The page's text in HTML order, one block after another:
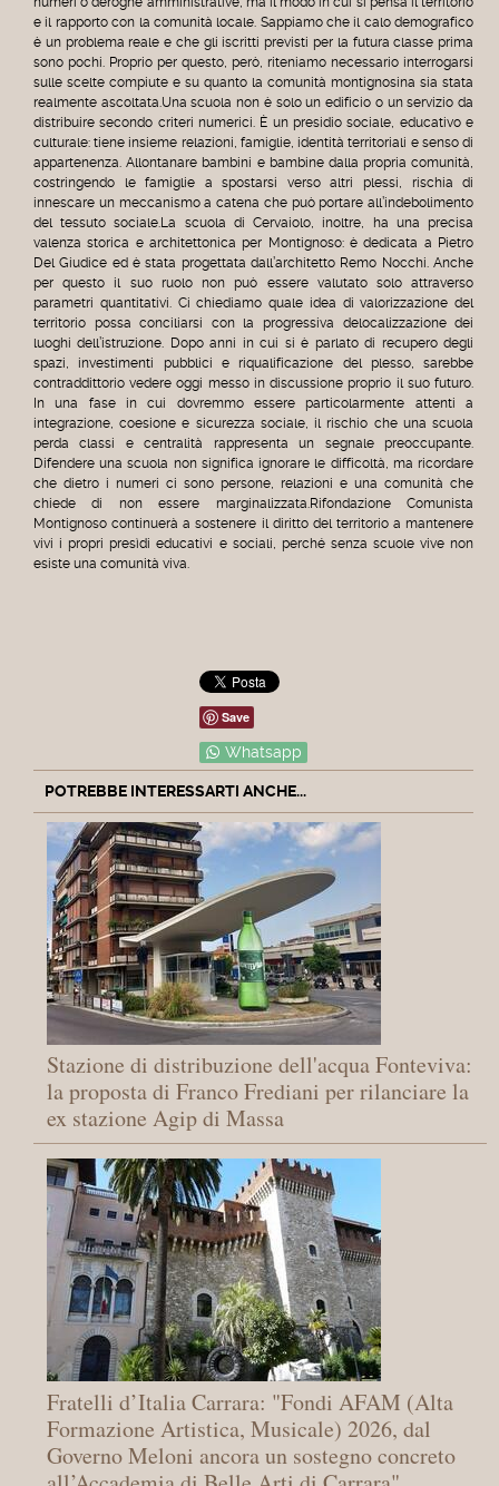
e il rapporto con la comunità locale. Sappiamo che il calo demografico
è un problema reale e che gli iscritti previsti per la futura classe prima
sono pochi. Proprio per questo, però, riteniamo necessario interrogarsi
sulle scelte compiute e su quanto la comunità montignosina sia stata
realmente ascoltata.Una scuola non è solo un edificio o un servizio da
distribuire secondo criteri numerici. È un presidio sociale, educativo e
culturale: tiene insieme relazioni, famiglie, identità territoriali e senso di
appartenenza. Allontanare bambini e bambine dalla propria comunità,
costringendo le famiglie a spostarsi verso altri plessi, rischia di
innescare un meccanismo a catena che può portare all’indebolimento
del tessuto sociale.La scuola di Cervaiolo, inoltre, ha una precisa
valenza storica e architettonica per Montignoso: è dedicata a Pietro
Del Giudice ed è stata progettata dall’architetto Remo Nocchi. Anche
per questo il suo ruolo non può essere valutato solo attraverso
parametri quantitativi. Ci chiediamo quale idea di valorizzazione del
territorio possa conciliarsi con la progressiva delocalizzazione dei
luoghi dell’istruzione. Dopo anni in cui si è parlato di recupero degli
spazi, investimenti pubblici e riqualificazione del plesso, sarebbe
contraddittorio vedere oggi messo in discussione proprio il suo futuro.
In una fase in cui dovremmo essere particolarmente attenti a
integrazione, coesione e sicurezza sociale, il rischio che una scuola
perda classi e centralità rappresenta un segnale preoccupante.
Difendere una scuola non significa ignorare le difficoltà, ma ricordare
che dietro i numeri ci sono persone, relazioni e una comunità che
chiede di non essere marginalizzata.Rifondazione Comunista
Montignoso continuerà a sostenere il diritto del territorio a mantenere
vivi i propri presìdi educativi e sociali, perché senza scuole vive non
esiste una comunità viva.
Save
Whatsapp
POTREBBE INTERESSARTI ANCHE...
Stazione di distribuzione dell'acqua Fonteviva:
la proposta di Franco Frediani per rilanciare la
ex stazione Agip di Massa
Fratelli d’Italia Carrara: "Fondi AFAM (Alta
Formazione Artistica, Musicale) 2026, dal
Governo Meloni ancora un sostegno concreto